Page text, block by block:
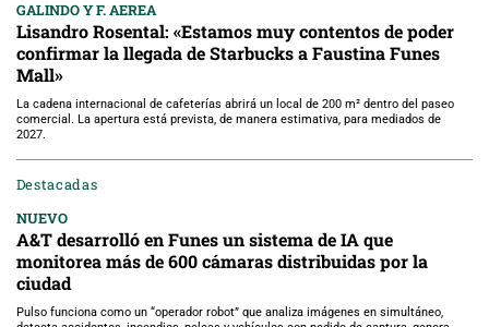
GALINDO Y F. AEREA
Lisandro Rosental: «Estamos muy contentos de poder
confirmar la llegada de Starbucks a Faustina Funes
Mall»
La cadena internacional de cafeterías abrirá un local de 200 m² dentro del paseo
comercial. La apertura está prevista, de manera estimativa, para mediados de
2027.
Destacadas
NUEVO
A&T desarrolló en Funes un sistema de IA que
monitorea más de 600 cámaras distribuidas por la
ciudad
Pulso funciona como un “operador robot” que analiza imágenes en simultáneo,